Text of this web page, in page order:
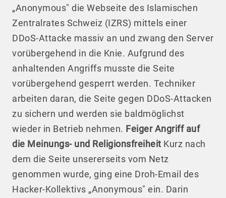
„Anonymous" die Webseite des Islamischen
Zentralrates Schweiz (IZRS) mittels einer
DDoS-Attacke massiv an und zwang den Server
vorübergehend in die Knie. Aufgrund des
anhaltenden Angriffs musste die Seite
vorübergehend gesperrt werden. Techniker
arbeiten daran, die Seite gegen DDoS-Attacken
zu sichern und werden sie baldmöglichst
wieder in Betrieb nehmen. Feiger Angriff auf
die Meinungs- und Religionsfreiheit Kurz nach
dem die Seite unsererseits vom Netz
genommen wurde, ging eine Droh-Email des
Hacker-Kollektivs „Anonymous" ein. Darin